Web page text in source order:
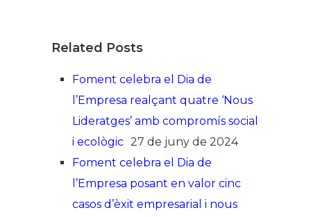
Related Posts
Foment celebra el Dia de
l’Empresa realçant quatre ‘Nous
Lideratges’ amb compromís social
i ecològic 27 de juny de 2024
Foment celebra el Dia de
l’Empresa posant en valor cinc
casos d’èxit empresarial i nous